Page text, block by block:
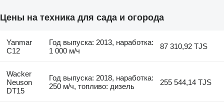
Цены на техника для сада и огорода
Yanmar
C12
Год выпуска: 2013, наработка:
1 000 м/ч
87 310,92 TJS
Wacker
Neuson
DT15
Год выпуска: 2018, наработка:
250 м/ч, топливо: дизель
255 544,14 TJS